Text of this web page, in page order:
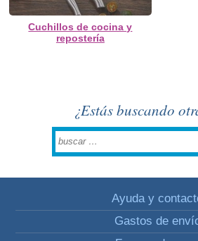
Cuchillos de cocina y
repostería
¿Estás buscando
Ayuda y
Gastos de